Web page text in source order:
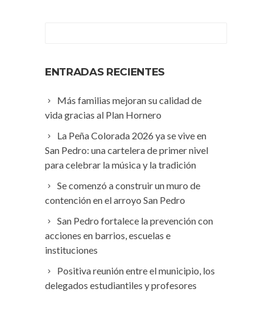
ENTRADAS RECIENTES
Más familias mejoran su calidad de
vida gracias al Plan Hornero
La Peña Colorada 2026 ya se vive en
San Pedro: una cartelera de primer nivel
para celebrar la música y la tradición
Se comenzó a construir un muro de
contención en el arroyo San Pedro
San Pedro fortalece la prevención con
acciones en barrios, escuelas e
instituciones
Positiva reunión entre el municipio, los
delegados estudiantiles y profesores